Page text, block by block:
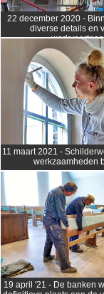
22 december 2020 -
diverse details en
11 maart 2021 -
werkzaamheden
19 april '21 - De banken